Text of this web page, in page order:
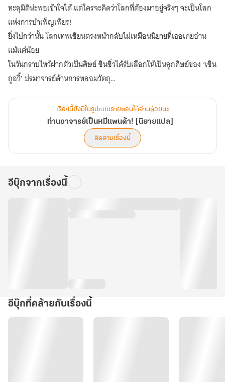
ทะลุมิติน่ะพอเข้าใจได้ แต่ใครจะคิดว่าโลกที่ต้องมาอยู่จริงๆ จะเป็นโลก
แห่งการบำเพ็ญเพียร!
ยิ่งไปกว่านั้น โลกเทพเซียนตรงหน้ากลับไม่เหมือนนิยายที่เธอเคยอ่าน
แม้แต่น้อย
ในวันกราบไหว้ฝากตัวเป็นศิษย์ ซินซิ่วได้รับเลือกให้เป็นลูกศิษย์ของ ‘เซิน
ถูอวี้’ ปรมาจารย์ด้านการหลอมวัตถุ
แพนด้า!
ช่างปะไร ในเมื่อโลกก่อนเธอไม่มีโอกาสเลี้ยงแพนด้าตัวเป็นๆ
งั้นในโลกนี้ก็ขอกราบแพนด้าเป็นอาจารย์ แล้วให้อาจารย์เลี้ยงเธอแทนก็
แล้วกัน!
เรื่องนี้ยังมีในรูปแบบรายตอนให้อ่านด้วยนะ
ท่านอาจารย์เป็นหมีแพนด้า! [นิยายแปล]
ติดตามเรื่องนี้
อีบุ๊กจากเรื่องนี้
อีบุ๊กที่คล้ายกับเรื่องนี้